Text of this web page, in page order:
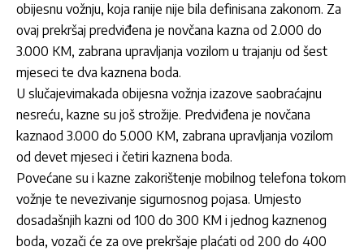
obijesnu vožnju, koja ranije nije bila definisana zakonom. Za
ovaj prekršaj predviđena je novčana kazna od 2.000 do
3.000 KM, zabrana upravljanja vozilom u trajanju od šest
mjeseci te dva kaznena boda.
U slučajevimakada obijesna vožnja izazove saobraćajnu
nesreću, kazne su još strožije. Predviđena je novčana
kaznaod 3.000 do 5.000 KM, zabrana upravljanja vozilom
od devet mjeseci i četiri kaznena boda.
Povećane su i kazne zakorištenje mobilnog telefona tokom
vožnje te nevezivanje sigurnosnog pojasa. Umjesto
dosadašnjih kazni od 100 do 300 KM i jednog kaznenog
boda, vozači će za ove prekršaje plaćati od 200 do 400